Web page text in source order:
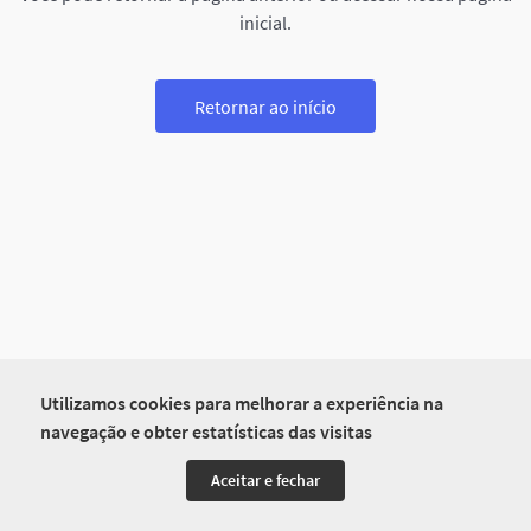
Utilizamos cookies para melhorar a experiência na
navegação e obter estatísticas das visitas
Aceitar e fechar
inicial.
Retornar ao início